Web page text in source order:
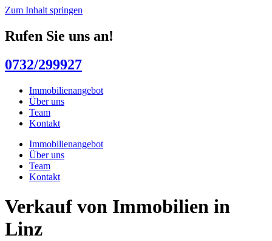
Zum Inhalt springen
Rufen Sie uns an!
0732/299927
Immobilienangebot
Über uns
Team
Kontakt
Immobilienangebot
Über uns
Team
Kontakt
Verkauf von Immobilien in
Linz